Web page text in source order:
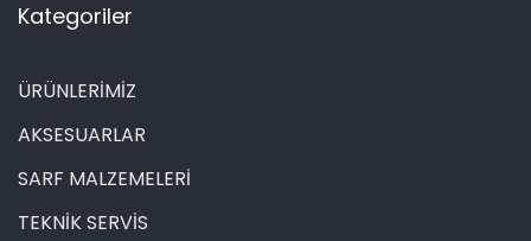
Kategoriler
ÜRÜNLERİMİZ
AKSESUARLAR
SARF MALZEMELERİ
TEKNİK SERVİS